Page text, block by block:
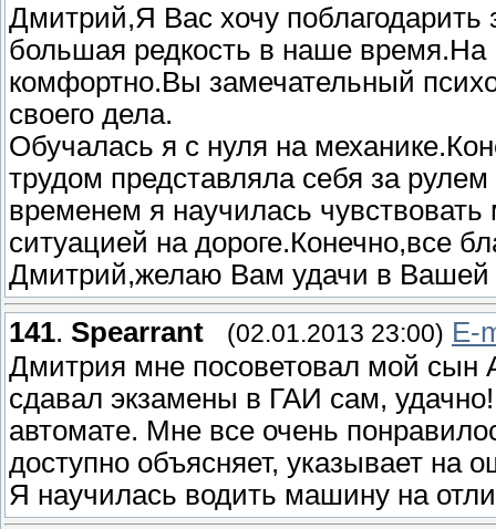
Дмитрий,Я Вас хочу поблагодарить
большая редкость в наше время.На
комфортно.Вы замечательный
своего дела.
Обучалась я с нуля на
трудом представляла себя за
временем я научилась
ситуацией на дороге.Конечно,все
Дмитрий,желаю Вам удачи в Вашей
141. Spearrant (02.01.2013 23:00) E-
Дмитрия мне посоветовал мой сын
сдавал экзамены в ГАИ сам,
автомате. Мне все очень
доступно объясняет, указывает на
Я научилась водить машину на